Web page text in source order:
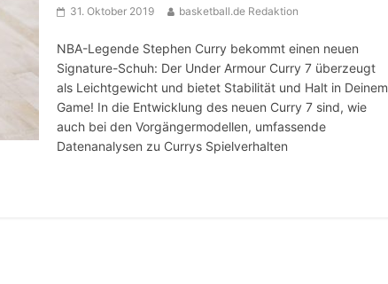
31. Oktober 2019 basketball.de Redaktion
NBA-Legende Stephen Curry bekommt einen neuen
Signature-Schuh: Der Under Armour Curry 7 überzeugt
als Leichtgewicht und bietet Stabilität und Halt in Deinem
Game! In die Entwicklung des neuen Curry 7 sind, wie
auch bei den Vorgängermodellen, umfassende
Datenanalysen zu Currys Spielverhalten